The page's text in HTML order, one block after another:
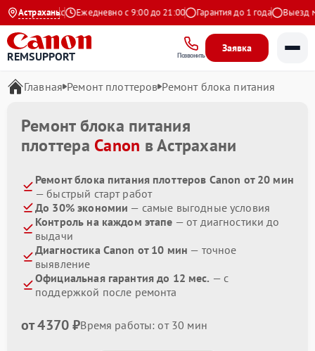
Астрахань
4.9 на Яндекс Ежедневно с 9:00 до 21:00 Гарантия до 1 года Выезд
REMSUPPORT Позвонить
Заявка
Главная Ремонт плоттеров Ремонт блока питания
Ремонт блока питания
плоттера Canon в Астрахани
Ремонт блока питания плоттеров Canon от 20 мин
— быстрый старт работ
До 30% экономии — самые выгодные условия
Контроль на каждом этапе — от диагностики до
выдачи
Диагностика Canon от 10 мин — точное
выявление
Официальная гарантия до 12 мес. — с
поддержкой после ремонта
от 4370 ₽Время работы: от 30 мин